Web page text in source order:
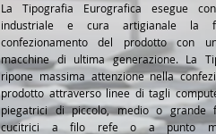
La Tipografia Eurografica esegue
industriale e cura artigianale la
confezionamento del prodotto con
macchine di ultima generazione. La
ripone massima attenzione nella
prodotto attraverso linee di tagli
piegatrici di piccolo, medio o grande
cucitrici a filo refe o a punto